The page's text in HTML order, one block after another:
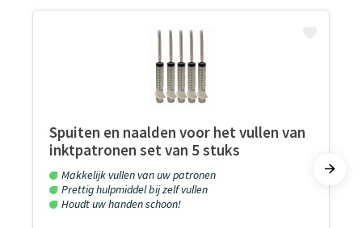
Spuiten en naalden voor het vullen van
inktpatronen set van 5 stuks
Makkelijk vullen van uw patronen
Prettig hulpmiddel bij zelf vullen
Houdt uw handen schoon!